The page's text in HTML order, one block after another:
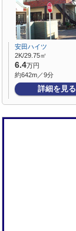
安田ハイツ
2K/29.75㎡
6.4万円
約642m／9分
詳細を見る